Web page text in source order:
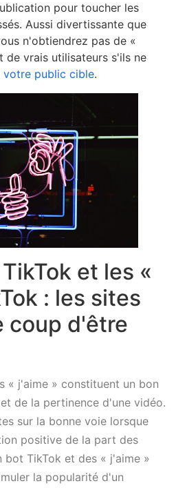
pour toucher les
Aussi divertissante que
n'obtiendrez pas de «
de vrais utilisateurs s'ils ne
votre public cible.
et les «
: les sites
coup d'être
« j'aime » constituent un bon
de la pertinence d'une vidéo.
sur la bonne voie lorsque
positive de la part des
bot TikTok et des « j'aime »
la popularité d'un